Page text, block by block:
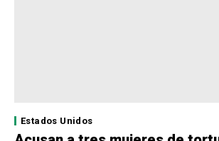
Estados Unidos